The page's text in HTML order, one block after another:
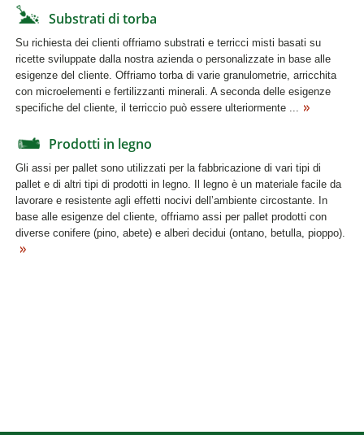
Substrati di torba
Su richiesta dei clienti offriamo substrati e terricci misti basati su
ricette sviluppate dalla nostra azienda o personalizzate in base alle
esigenze del cliente. Offriamo torba di varie granulometrie, arricchita
con microelementi e fertilizzanti minerali. A seconda delle esigenze
specifiche del cliente, il terriccio può essere ulteriormente ...
Prodotti in legno
Gli assi per pallet sono utilizzati per la fabbricazione di vari tipi di
pallet e di altri tipi di prodotti in legno. Il legno è un materiale facile da
lavorare e resistente agli effetti nocivi dell’ambiente circostante. In
base alle esigenze del cliente, offriamo assi per pallet prodotti con
diverse conifere (pino, abete) e alberi decidui (ontano, betulla, pioppo).